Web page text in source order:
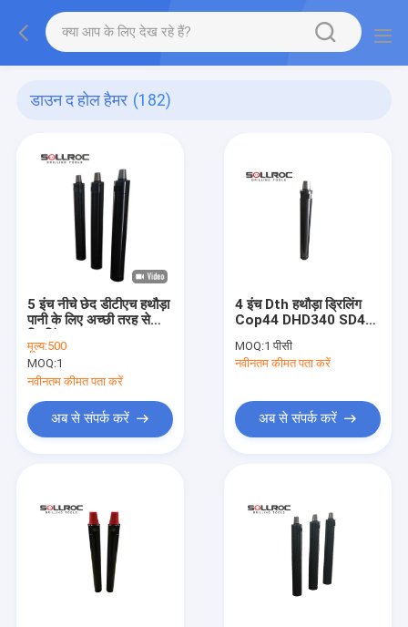
डाउन द होल हैमर (182)
5 इंच नीचे छेद डीटीएच हथौड़ा
पानी के लिए अच्छी तरह से
मूल्य:500
MOQ:1
नवीनतम कीमत पता करें
अब से संपर्क करें
4 इंच Dth हथौड़ा ड्रिलिंग
Cop44 DHD340 SD4
Mach44 नीचे छेद
MOQ:1 पीसी
नवीनतम कीमत पता करें
अब से संपर्क करें